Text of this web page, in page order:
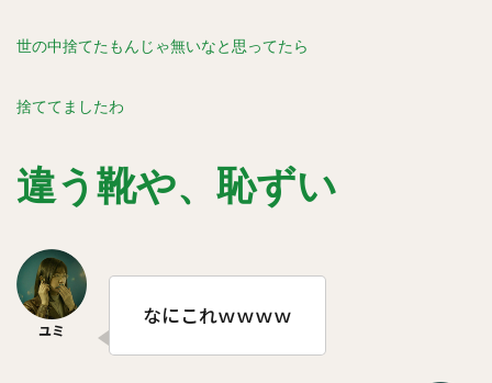
世の中捨てたもんじゃ無いなと思ってたら
捨ててましたわ
違う靴や、恥ずい
なにこれｗｗｗｗ